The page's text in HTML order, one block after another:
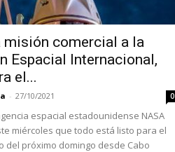
misión comercial a la
Espacial Internacional,
el...
- 27/10/2021 0
espacial estadounidense NASA
miércoles que todo está listo para el
del próximo domingo desde Cabo